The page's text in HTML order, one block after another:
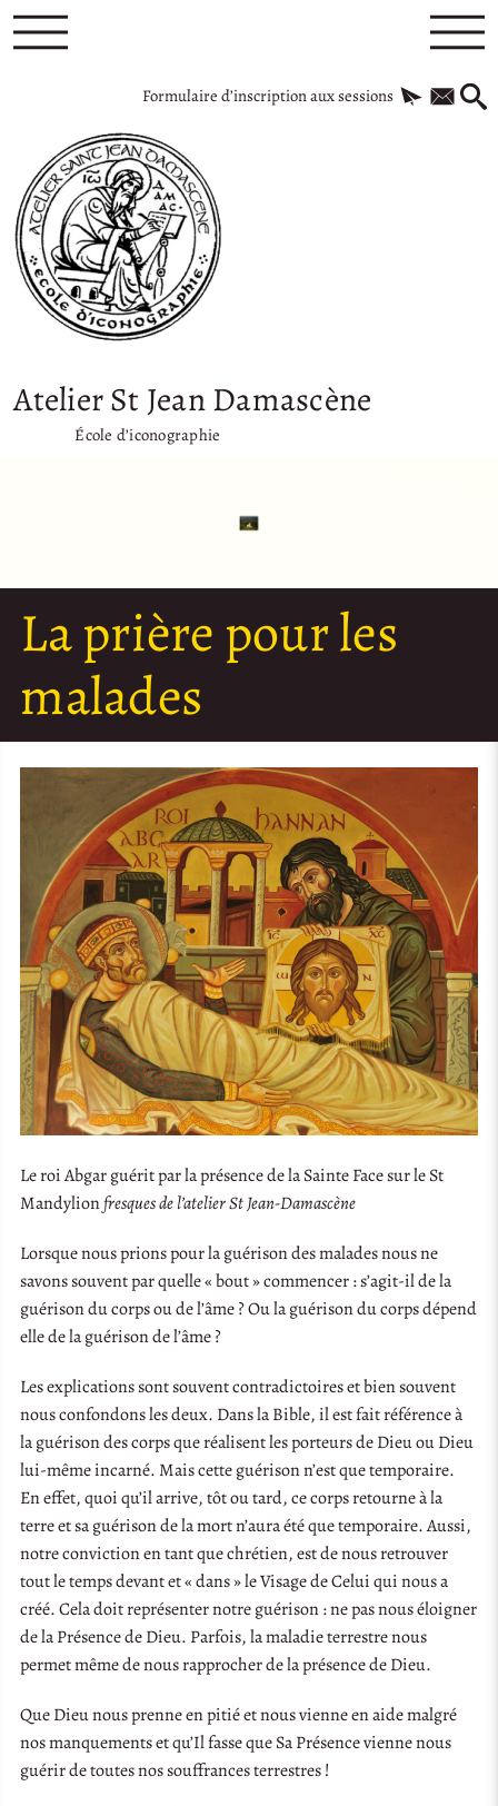
Formulaire d’inscription aux sessions
Atelier St Jean Damascène
École d’iconographie
La prière pour les
malades
Le roi Abgar guérit par la présence de la Sainte Face sur le St
Mandylionfresques de l’atelier St Jean-Damascène
Lorsque nous prions pour la guérison des malades nous ne
savons souvent par quelle « bout » commencer : s’agit-il de la
guérison du corps ou de l’âme ? Ou la guérison du corps dépend
elle de la guérison de l’âme ?
Les explications sont souvent contradictoires et bien souvent
nous confondons les deux. Dans la Bible, il est fait référence à
la guérison des corps que réalisent les porteurs de Dieu ou Dieu
lui-même incarné. Mais cette guérison n’est que temporaire.
En effet, quoi qu’il arrive, tôt ou tard, ce corps retourne à la
terre et sa guérison de la mort n’aura été que temporaire. Aussi,
notre conviction en tant que chrétien, est de nous retrouver
tout le temps devant et « dans » le Visage de Celui qui nous a
créé. Cela doit représenter notre guérison : ne pas nous éloigner
de la Présence de Dieu. Parfois, la maladie terrestre nous
permet même de nous rapprocher de la présence de Dieu.
Que Dieu nous prenne en pitié et nous vienne en aide malgré
nos manquements et qu’Il fasse que Sa Présence vienne nous
guérir de toutes nos souffrances terrestres !